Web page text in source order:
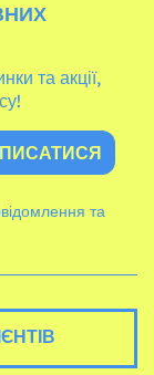
та акції,
та